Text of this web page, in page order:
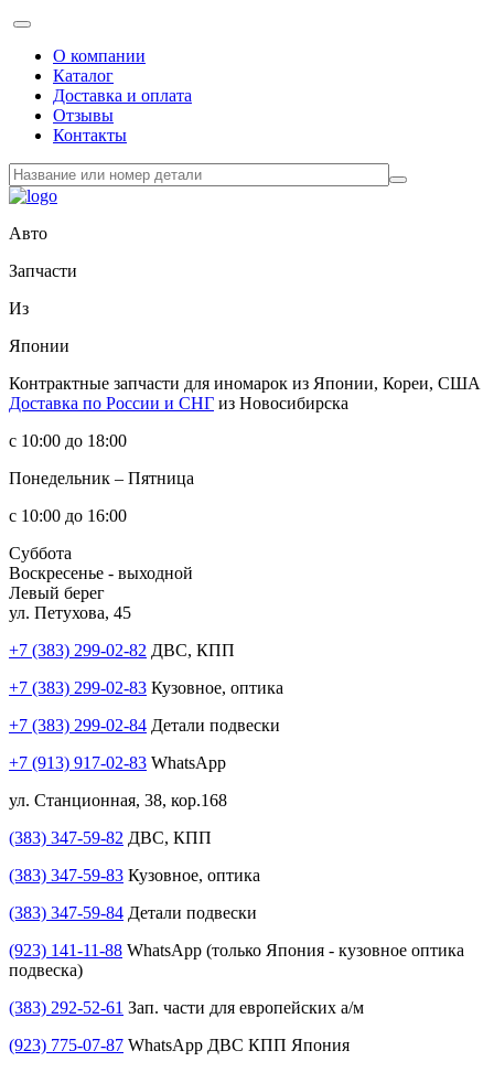
О компании
Каталог
Доставка и оплата
Отзывы
Контакты
Авто
Запчасти
Из
Японии
Контрактные запчасти для иномарок из Японии, Кореи, США
Доставка по России и СНГ из Новосибирска
с 10:00 до 18:00
Понедельник – Пятница
с 10:00 до 16:00
Суббота
Воскресенье - выходной
Левый берег
ул. Петухова, 45
+7 (383) 299-02-82 ДВС, КПП
+7 (383) 299-02-83 Кузовное, оптика
+7 (383) 299-02-84 Детали подвески
+7 (913) 917-02-83 WhatsApp
ул. Станционная, 38, кор.168
(383) 347-59-82 ДВС, КПП
(383) 347-59-83 Кузовное, оптика
(383) 347-59-84 Детали подвески
(923) 141-11-88 WhatsApp (только Япония - кузовное оптика
подвеска)
(383) 292-52-61 Зап. части для европейских а/м
(923) 775-07-87 WhatsApp ДВС КПП Япония